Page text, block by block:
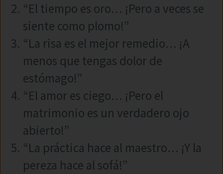
“El tiempo es oro… ¡Pero a veces se
siente como plomo!”
“La risa es el mejor remedio… ¡A
menos que tengas dolor de
estómago!”
“El amor es ciego… ¡Pero el
matrimonio es un verdadero ojo
abierto!”
“La práctica hace al maestro… ¡Y la
pereza hace al sofá!”